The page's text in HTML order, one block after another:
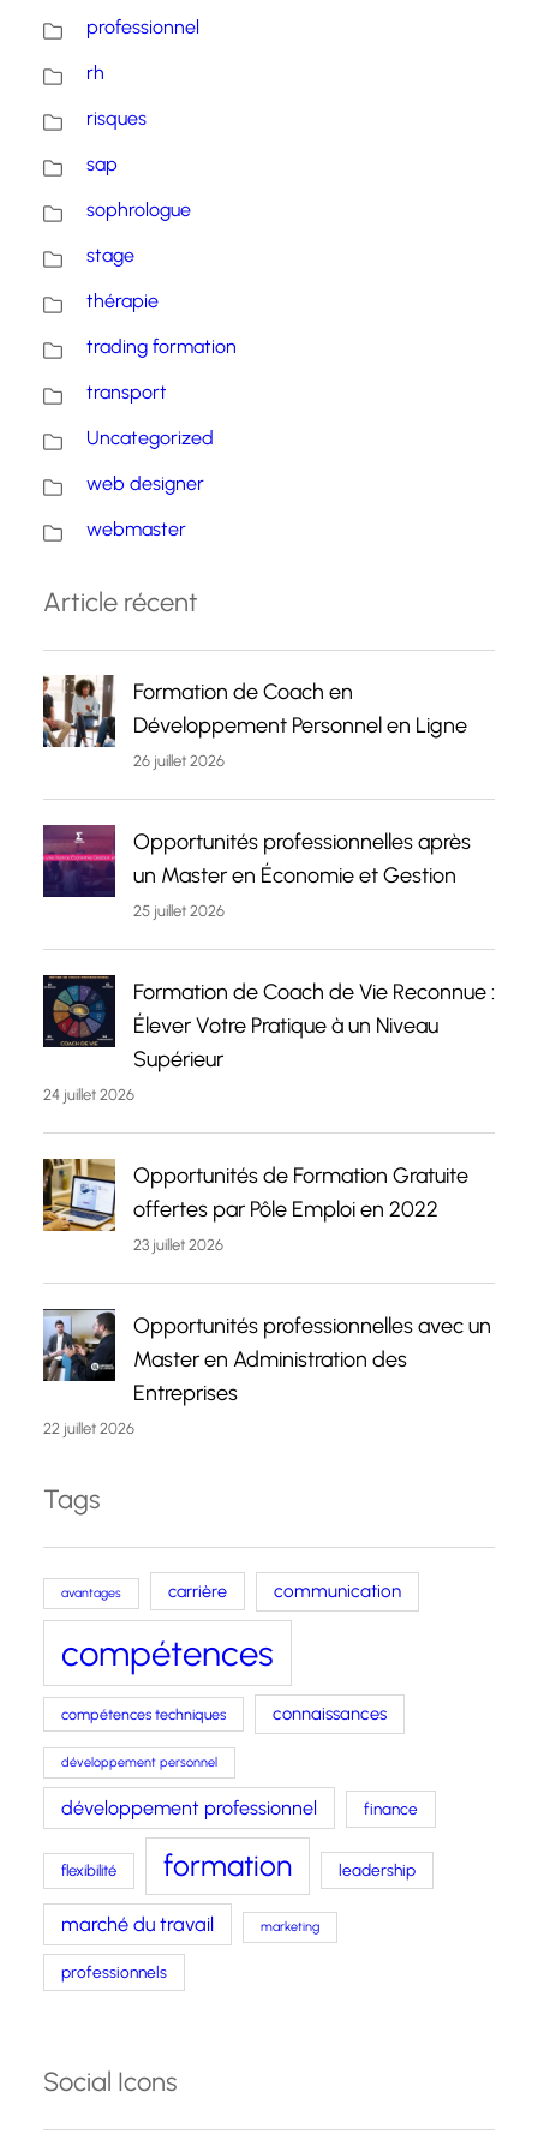
professionnel
rh
risques
sap
sophrologue
stage
thérapie
trading formation
transport
Uncategorized
web designer
webmaster
Article récent
Formation de Coach en
Développement Personnel en Ligne
26 juillet 2026
Opportunités professionnelles après
un Master en Économie et Gestion
25 juillet 2026
Formation de Coach de Vie Reconnue :
Élever Votre Pratique à un Niveau
Supérieur
24 juillet 2026
Opportunités de Formation Gratuite
offertes par Pôle Emploi en 2022
23 juillet 2026
Opportunités professionnelles avec un
Master en Administration des
Entreprises
22 juillet 2026
Tags
avantages carrière communication
compétences
compétences techniques connaissances
développement personnel
développement professionnel finance
flexibilité formation leadership
marché du travail marketing
professionnels
Social Icons